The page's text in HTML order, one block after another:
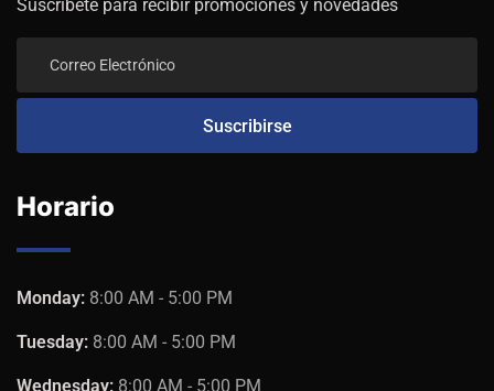
Suscríbete para recibir promociones y novedades
Horario
Monday: 8:00 AM - 5:00 PM
Tuesday: 8:00 AM - 5:00 PM
Wednesday: 8:00 AM - 5:00 PM